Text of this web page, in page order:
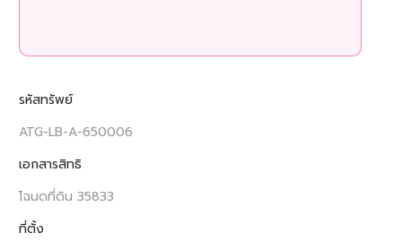
รหัสทรัพย์
ATG-LB-A-650006
เอกสารสิทธิ
โฉนดที่ดิน 35833
ที่ตั้ง